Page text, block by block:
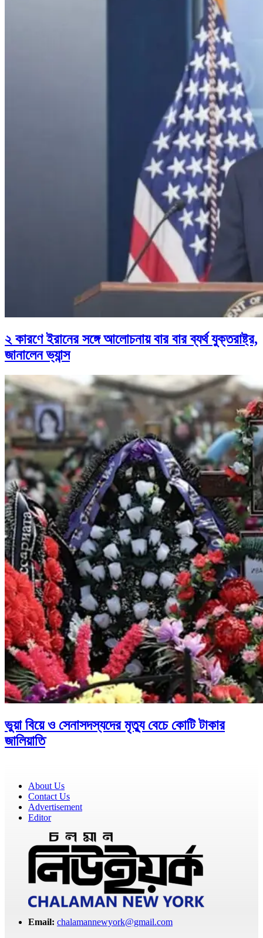
২ কারণে ইরানের সঙ্গে আলোচনায় বার বার ব্যর্থ যুক্তরাষ্ট্র,
জানালেন ভ্যান্স
ভুয়া বিয়ে ও সেনাসদস্যদের মৃত্যু বেচে কোটি টাকার
জালিয়াতি
About Us
Contact Us
Advertisement
Editor
Email: chalamannewyork@gmail.com